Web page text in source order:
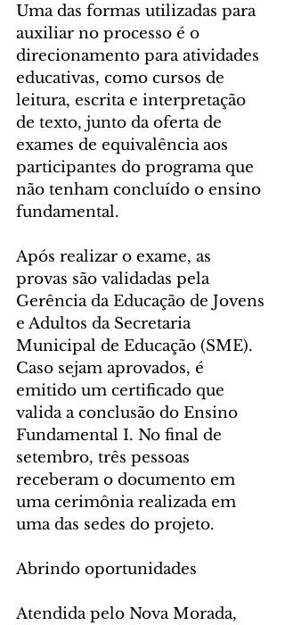
Uma das formas utilizadas para
auxiliar no processo é o
direcionamento para atividades
educativas, como cursos de
leitura, escrita e interpretação
de texto, junto da oferta de
exames de equivalência aos
participantes do programa que
não tenham concluído o ensino
fundamental.
Após realizar o exame, as
provas são validadas pela
Gerência da Educação de Jovens
e Adultos da Secretaria
Municipal de Educação (SME).
Caso sejam aprovados, é
emitido um certificado que
valida a conclusão do Ensino
Fundamental I. No final de
setembro, três pessoas
receberam o documento em
uma cerimônia realizada em
uma das sedes do projeto.
Abrindo oportunidades
Atendida pelo Nova Morada,